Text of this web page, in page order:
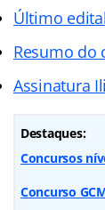
Último edital
Resumo do
Assinatura
Destaques:
Concursos
Concurso